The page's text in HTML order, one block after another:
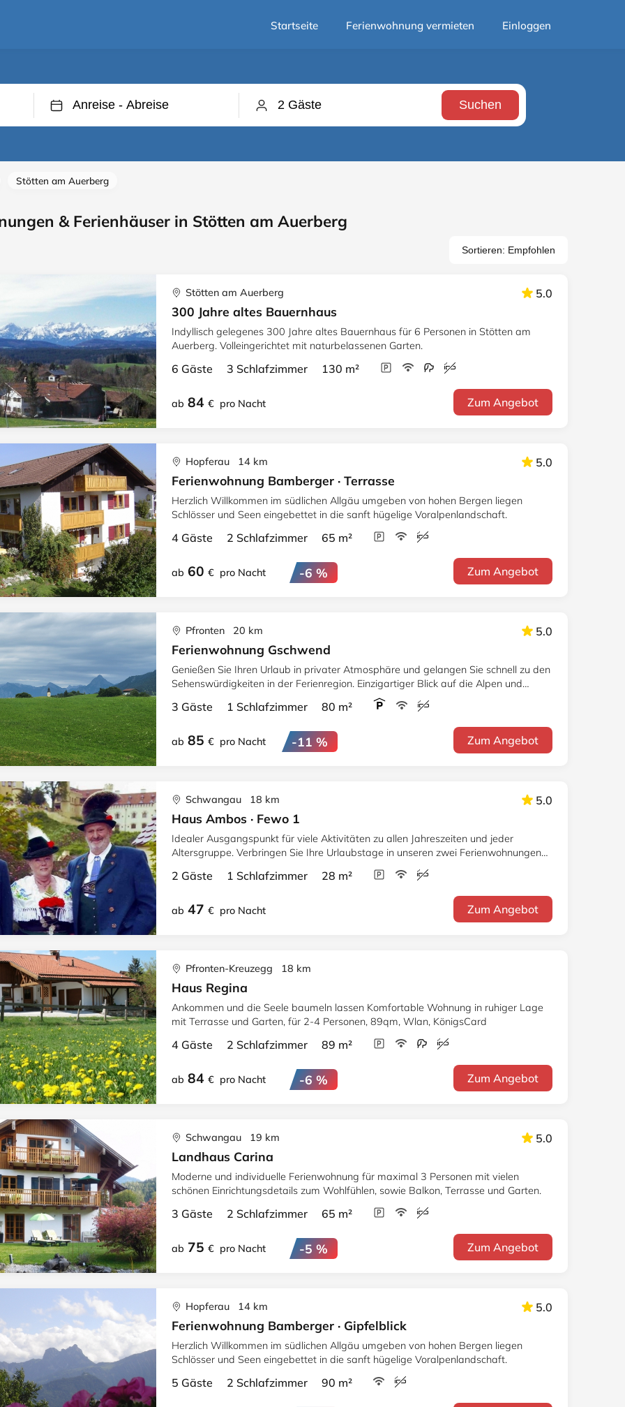
Startseite Ferienwohnung vermieten Einloggen
Suchen
Stötten am Auerberg
& Ferienhäuser in Stötten am Auerberg
Sortieren: Empfohlen
Stötten am Auerberg 5.0
300 Jahre altes Bauernhaus
Indyllisch gelegenes 300 Jahre altes Bauernhaus für 6 Personen in Stötten am
Auerberg. Volleingerichtet mit naturbelassenen Garten.
6 Gäste 3 Schlafzimmer 130 m²
ab 84 € pro Nacht Zum Angebot
-6 %
Hopferau 14 km 5.0
Ferienwohnung Bamberger · Terrasse
Herzlich Willkommen im südlichen Allgäu umgeben von hohen Bergen liegen
Schlösser und Seen eingebettet in die sanft hügelige Voralpenlandschaft.
4 Gäste 2 Schlafzimmer 65 m²
ab 60 € pro Nacht Zum Angebot
-11 %
Pfronten 20 km 5.0
Ferienwohnung Gschwend
Genießen Sie Ihren Urlaub in privater Atmosphäre und gelangen Sie schnell zu den
Sehenswürdigkeiten in der Ferienregion. Einzigartiger Blick auf die Alpen und
3 Gäste 1 Schlafzimmer 80 m²
ab 85 € pro Nacht Zum Angebot
Schwangau 18 km 5.0
Haus Ambos · Fewo 1
Idealer Ausgangspunkt für viele Aktivitäten zu allen Jahreszeiten und jeder
Altersgruppe. Verbringen Sie Ihre Urlaubstage in unseren zwei Ferienwohnungen
2 Gäste 1 Schlafzimmer 28 m²
ab 47 € pro Nacht Zum Angebot
-6 %
Pfronten-Kreuzegg 18 km
Haus Regina
Ankommen und die Seele baumeln lassen Komfortable Wohnung in ruhiger Lage
mit Terrasse und Garten, für 2-4 Personen, 89qm, Wlan, KönigsCard
4 Gäste 2 Schlafzimmer 89 m²
ab 84 € pro Nacht Zum Angebot
-5 %
Schwangau 19 km 5.0
Landhaus Carina
Moderne und individuelle Ferienwohnung für maximal 3 Personen mit vielen
schönen Einrichtungsdetails zum Wohlfühlen, sowie Balkon, Terrasse und Garten.
3 Gäste 2 Schlafzimmer 65 m²
ab 75 € pro Nacht Zum Angebot
Hopferau 14 km 5.0
Ferienwohnung Bamberger · Gipfelblick
Herzlich Willkommen im südlichen Allgäu umgeben von hohen Bergen liegen
Schlösser und Seen eingebettet in die sanft hügelige Voralpenlandschaft.
5 Gäste 2 Schlafzimmer 90 m²